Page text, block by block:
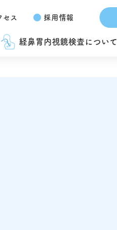
セス 採用情報
経鼻胃内視鏡検査について